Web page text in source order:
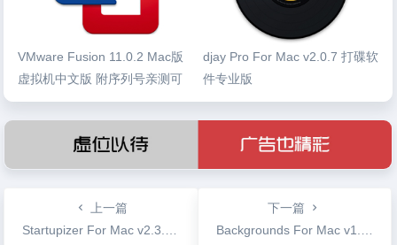
VMware Fusion 11.0.2 Mac版
虚拟机中文版 附序列号亲测可
用
djay Pro For Mac v2.0.7 打碟软
件专业版
上一篇
Startupizer For Mac v2.3.10 Mac启动项管理工具
下一篇
Backgrounds For Mac v1.4.12 动态桌面软件